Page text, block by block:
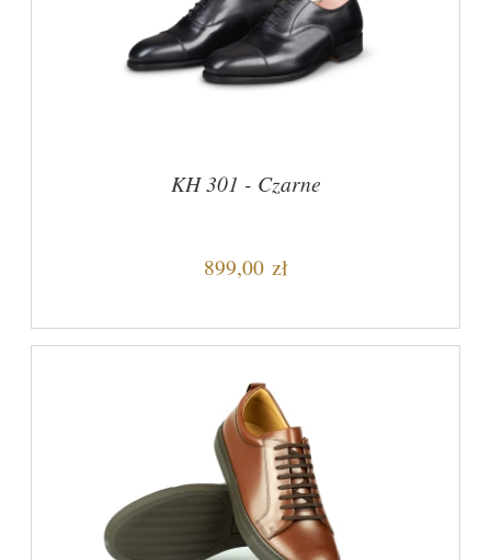
KH 301 - Czarne
899,00 zł